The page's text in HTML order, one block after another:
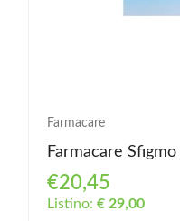
Farmacare
Farmacare
€20,45
Listino: € 29,00